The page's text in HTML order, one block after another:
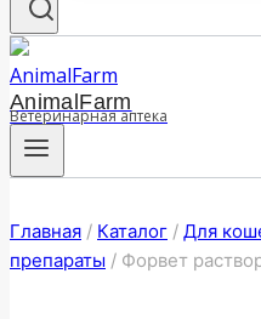
AnimalFarm
Ветеринарная аптека
Главная / Каталог / Для
препараты / Форвет